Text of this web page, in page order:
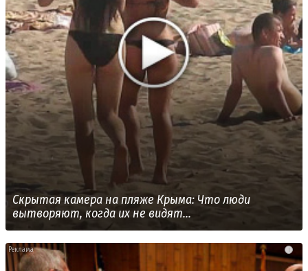
Скрытая камера на пляже Крыма: Что люди
вытворяют, когда их не видят...
i